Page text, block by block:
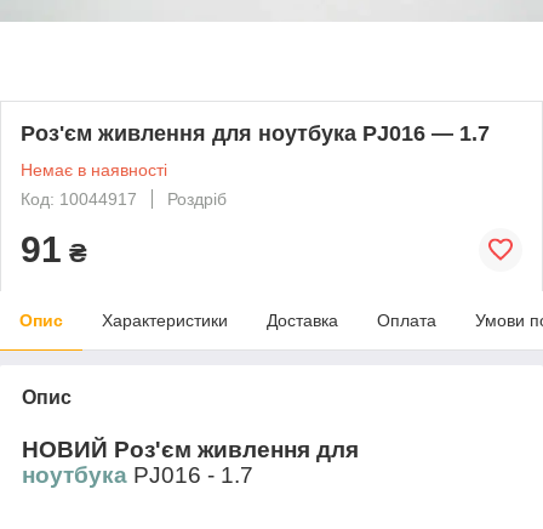
Роз'єм живлення для ноутбука PJ016 — 1.7
Немає в наявності
Код: 10044917
Роздріб
91 ₴
Опис Характеристики Доставка Оплата Умови
Опис
НОВИЙ Роз'єм живлення для
ноутбука PJ016 - 1.7